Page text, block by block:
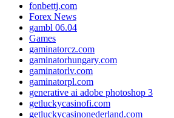
fonbettj.com
Forex News
gambl 06.04
Games
gaminatorcz.com
gaminatorhungary.com
gaminatorlv.com
gaminatorpl.com
generative ai adobe photoshop 3
getluckycasinofi.com
getluckycasinonederland.com